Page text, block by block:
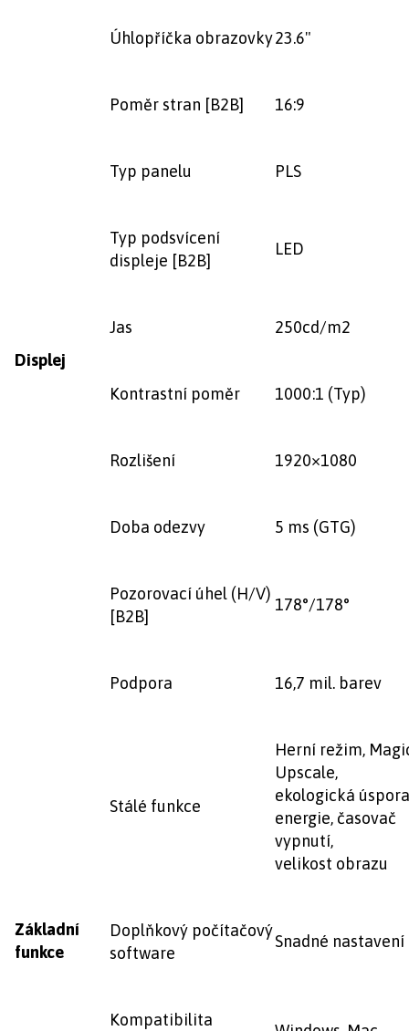
Displej
Úhlopříčka obrazovky23.6"
Poměr stran [B2B] 16:9
Typ panelu PLS
Typ podsvícení
displeje [B2B]
LED
Jas 250cd/m2
Kontrastní poměr 1000:1 (Typ)
Rozlišení 1920×1080
Doba odezvy 5 ms (GTG)
Pozorovací úhel (H/V)
[B2B]
178°/178°
Podpora 16,7 mil. barev
Základní
funkce
Stálé funkce
Herní režim,
Upscale,
ekologická úspora
energie, časovač
vypnutí,
velikost obrazu
Doplňkový počítačový
software
Snadné nastavení
Kompatibilita